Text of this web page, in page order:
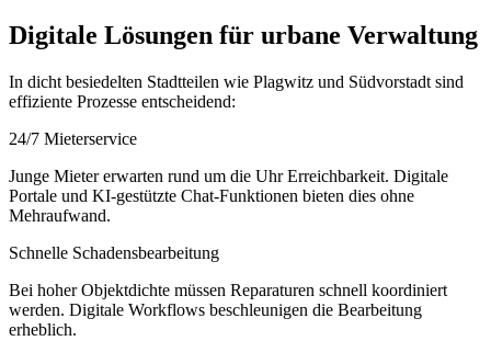
Digitale Lösungen für urbane Verwaltung
In dicht besiedelten Stadtteilen wie Plagwitz und Südvorstadt sind
effiziente Prozesse entscheidend:
24/7 Mieterservice
Junge Mieter erwarten rund um die Uhr Erreichbarkeit. Digitale
Portale und KI-gestützte Chat-Funktionen bieten dies ohne
Mehraufwand.
Schnelle Schadensbearbeitung
Bei hoher Objektdichte müssen Reparaturen schnell koordiniert
werden. Digitale Workflows beschleunigen die Bearbeitung
erheblich.